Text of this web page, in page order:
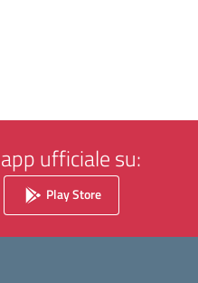
ufficiale su:
Play Store